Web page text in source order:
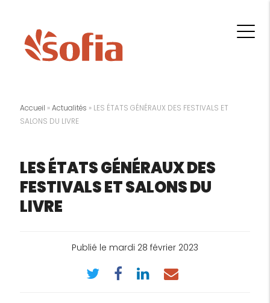
Accueil »Actualités » LES ÉTATS GÉNÉRAUX DES FESTIVALS ET
SALONS DU LIVRE
LES ÉTATS GÉNÉRAUX DES
FESTIVALS ET SALONS DU
LIVRE
Publié le mardi 28 février 2023